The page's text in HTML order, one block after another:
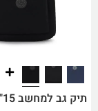
תיק גב למחשב 15" KAZUKI